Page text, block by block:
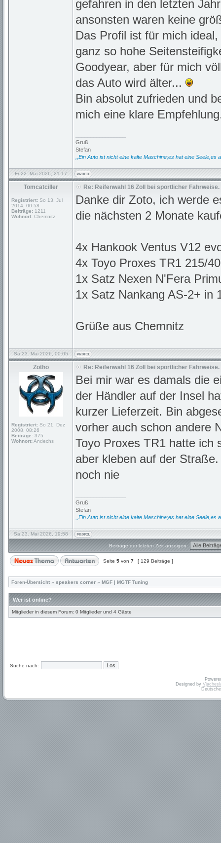
gefahren in den letzten
ansonsten waren keine
Das Profil ist für mich
ganz so hohe
Goodyear, aber für mich
das Auto wird älter...
Bin absolut zufrieden und
mich eine klare
Gruß
Stefan
,,Ein Auto ist nicht eine kalte Maschine;es hat eine Seele,es
Fr 22. Mai 2026, 21:17
Tomcatciller
Registriert: So 13. Jul
2014, 00:58
Beiträge: 1211
Wohnort: Chemnitz
Re: Reifenwahl 16 Zoll bei sportlicher Fahrweise.
Danke dir Zoto, ich werde
die nächsten 2 Monate
4x Hankook Ventus V12
4x Toyo Proxes TR1 215/
1x Satz Nexen N'Fera
1x Satz Nankang AS-2+ in
Grüße aus Chemnitz
Sa 23. Mai 2026, 00:05
Zotho
Registriert: So 21. Dez
2008, 08:26
Beiträge: 375
Wohnort:Andechs
Re: Reifenwahl 16 Zoll bei sportlicher Fahrweise.
Bei mir war es damals die
der Händler auf der Insel
kurzer Lieferzeit. Bin
vorher auch schon andere
Toyo Proxes TR1 hatte ich
aber kleben auf der
noch nie
Gruß
Stefan
,,Ein Auto ist nicht eine kalte Maschine;es hat eine Seele,es
Sa 23. Mai 2026, 19:58
Beiträge der letzten Zeit anzeigen:
Seite 5 von 7 [ 129 Beiträge ]
Foren-Übersicht » speakers corner » MGF | MGTF Tuning
Wer ist online?
Mitglieder in diesem Forum: 0 Mitglieder und 4 Gäste
Suche nach:
Designed by